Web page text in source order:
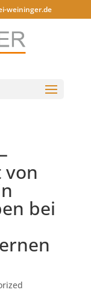
weininger.de
von
bei